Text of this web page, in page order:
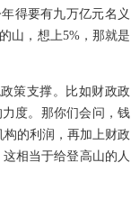
得要有九万亿元名义
山，想上5%，那就是
策支撑。比如财政政
度。那你们会问，钱
的利润，再加上财政
相当于给登高山的人